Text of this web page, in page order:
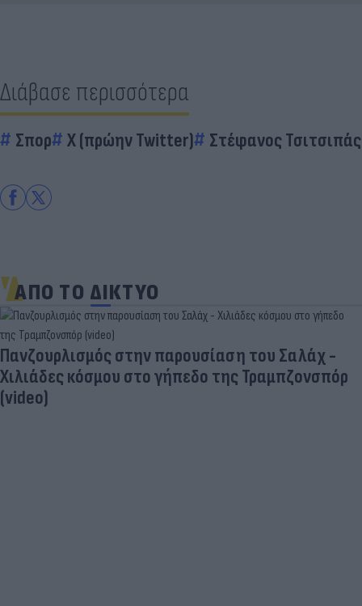
Διάβασε περισσότερα
Σπορ X (πρώην Twitter) Στέφανος Τσιτσιπάς
ΑΠΟ ΤΟ ΔΙΚΤΥΟ
Δέκα εκατομμύρια followers δεν κάνουν λάθος- Η
Ντιλέτα Λεότα με μαγιό έγινε ξανά viral (photos)